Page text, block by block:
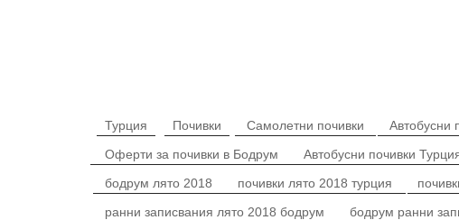
Турция Почивки Самолетни почивки Автобусни
Оферти за почивки в Бодрум
Автобусни почивки
бодрум лято 2018
почивки лято 2018 турция
ранни записвания лято 2018 бодрум
бодрум ранни